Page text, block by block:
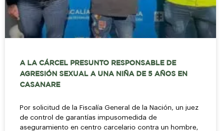
A LA CÁRCEL PRESUNTO RESPONSABLE DE
AGRESIÓN SEXUAL A UNA NIÑA DE 5 AÑOS EN
CASANARE
Por solicitud de la Fiscalía General de la Nación, un juez
de control de garantías impusomedida de
aseguramiento en centro carcelario contra un hombre,